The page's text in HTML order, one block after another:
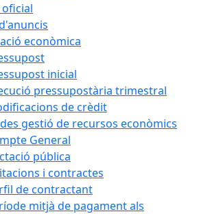
econòmica
inicial
pressupostària trimestral
de crèdit
gestió de recursos econòmics
General
pública
i contractes
de contractant
mitjà de pagament als